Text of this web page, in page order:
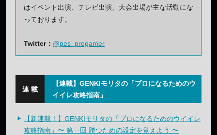
はイベント出演、テレビ出演、大会出場が主な活動にな
っております。
Twitter： @pes_progamer
【連載】GENKIモリタの「プロになるためのウ
イイレ攻略指南」
【新連載！】GENKIモリタの「プロになるためのウイイレ
攻略指南」〜 第一回 勝つための設定を覚えよう 〜